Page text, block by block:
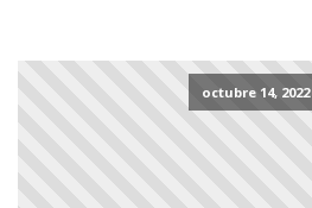
octubre 14, 2022